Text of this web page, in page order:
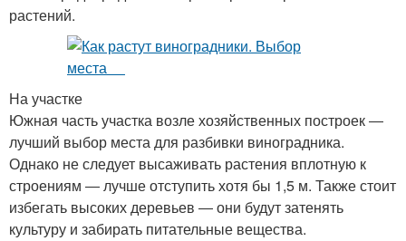
растений.
На участке
Южная часть участка возле хозяйственных построек ―
лучший выбор места для разбивки виноградника.
Однако не следует высаживать растения вплотную к
строениям ― лучше отступить хотя бы 1,5 м. Также стоит
избегать высоких деревьев ― они будут затенять
культуру и забирать питательные вещества.